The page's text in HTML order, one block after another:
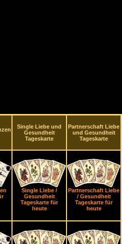
Single Liebe und
Gesundheit
Tageskarte
Partnerschaft Liebe
und Gesundheit
Tageskarte
Single Liebe /
Gesundheit
Tageskarte für
heute
Partnerschaft Liebe
/ Gesundheit
Tageskarte für
heute